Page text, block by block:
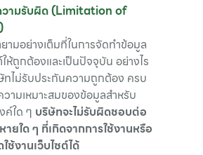
ามรับผิด (Limitation of
ามอย่างเต็มที่ในการจัดทำข้อมูล
ห้ถูกต้องและเป็นปัจจุบัน อย่างไร
ไม่รับประกันความถูกต้อง ครบ
ามเหมาะสมของข้อมูลสำหรับ
ค์ใด ๆ บริษัทจะไม่รับผิดชอบต่อ
ายใด ๆ ที่เกิดจากการใช้งานหรือ
ช้งานเว็บไซต์ได้